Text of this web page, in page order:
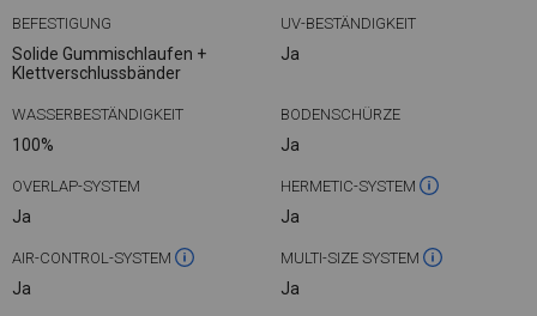
BEFESTIGUNG
Solide Gummischlaufen +
Klettverschlussbänder
UV-BESTÄNDIGKEIT
Ja
WASSERBESTÄNDIGKEIT
100%
BODENSCHÜRZE
Ja
OVERLAP-SYSTEM
Ja
HERMETIC-SYSTEM
Ja
AIR-CONTROL-SYSTEM
Ja
MULTI-SIZE SYSTEM
Ja